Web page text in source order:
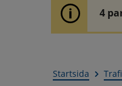
4
Startsida